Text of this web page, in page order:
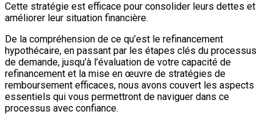
Cette stratégie est efficace pour consolider leurs dettes et
améliorer leur situation financière.
De la compréhension de ce qu’est le refinancement
hypothécaire, en passant par les étapes clés du processus
de demande, jusqu’à l’évaluation de votre capacité de
refinancement et la mise en œuvre de stratégies de
remboursement efficaces, nous avons couvert les aspects
essentiels qui vous permettront de naviguer dans ce
processus avec confiance.